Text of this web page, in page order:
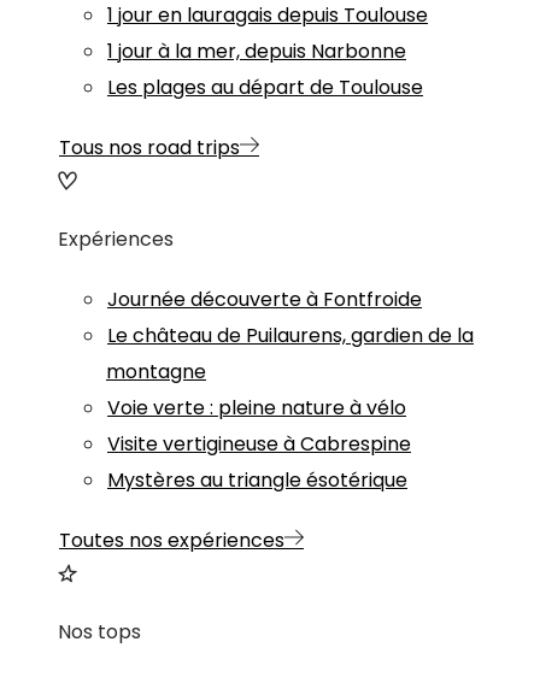
1 jour en lauragais depuis Toulouse
1 jour à la mer, depuis Narbonne
Les plages au départ de Toulouse
Tous nos road trips
Expériences
Journée découverte à Fontfroide
Le château de Puilaurens, gardien de la
montagne
Voie verte : pleine nature à vélo
Visite vertigineuse à Cabrespine
Mystères au triangle ésotérique
Toutes nos expériences
Nos tops